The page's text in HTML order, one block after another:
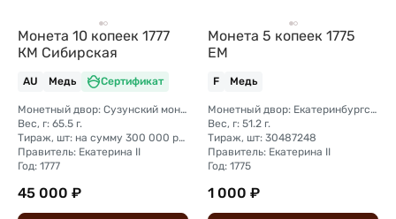
Монета 10 копеек 1777
КМ Сибирская
AU Медь Сертификат
Монетный двор: Сузунский монетный двор (Сибирь)
Вес, г: 65.5 г.
Тираж, шт: на сумму 300 000 рублей (сумма 10 копеек + 5 копеек +2 копейки + 1 копейка + денга + полушка)
Правитель: Екатерина II
Год: 1777
45 000 ₽
Монета 5 копеек 1775
ЕМ
F Медь
Монетный двор: Екатеринбургский монетный двор
Вес, г: 51.2 г.
Тираж, шт: 30487248
Правитель: Екатерина II
Год: 1775
1 000 ₽